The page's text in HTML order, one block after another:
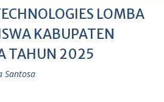
LOMBA
KABUPATEN
TAHUN 2025
Santosa